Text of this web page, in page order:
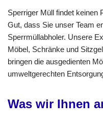
Sperriger Müll findet keinen
Gut, dass Sie unser Team
Sperrmüllabholer. Unsere
Möbel, Schränke und
bringen die ausgedienten
umweltgerechten
Was wir Ihnen